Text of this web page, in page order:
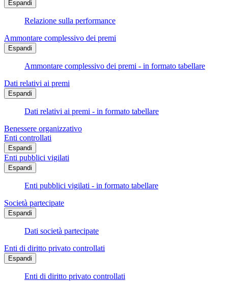
Espandi
Relazione sulla performance
Ammontare complessivo dei premi
Espandi
Ammontare complessivo dei premi - in formato tabellare
Dati relativi ai premi
Espandi
Dati relativi ai premi - in formato tabellare
Benessere organizzativo
Enti controllati
Espandi
Enti pubblici vigilati
Espandi
Enti pubblici vigilati - in formato tabellare
Società partecipate
Espandi
Dati società partecipate
Enti di diritto privato controllati
Espandi
Enti di diritto privato controllati